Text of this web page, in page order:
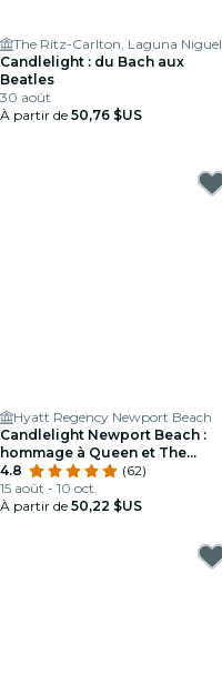
The Ritz-Carlton, Laguna Niguel
Candlelight : du Bach aux
Beatles
30 août
À partir de 50,76 $US
Hyatt Regency Newport Beach
Candlelight Newport Beach :
hommage à Queen et The
Beatles
4.8
(62)
15 août - 10 oct.
À partir de 50,22 $US